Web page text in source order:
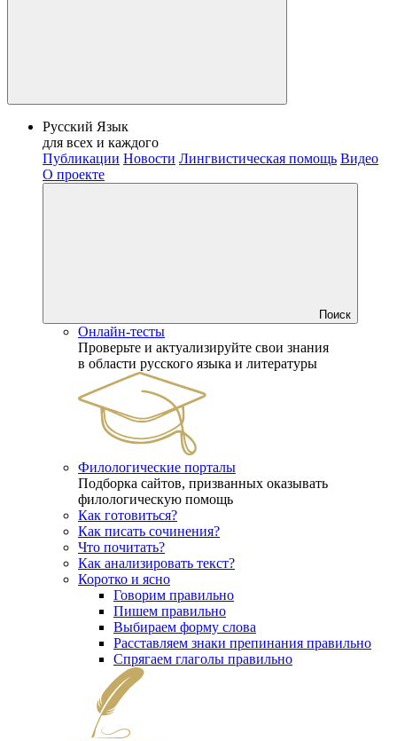
Русский Язык
для всех и каждого
Публикации Новости Лингвистическая помощь Видео
О проекте
Поиск
Онлайн-тесты
Проверьте и актуализируйте свои знания
в области русского языка и литературы
Филологические порталы
Подборка сайтов, призванных оказывать
филологическую помощь
Как готовиться?
Как писать сочинения?
Что почитать?
Как анализировать текст?
Коротко и ясно
Говорим правильно
Пишем правильно
Выбираем форму слова
Расставляем знаки препинания правильно
Спрягаем глаголы правильно